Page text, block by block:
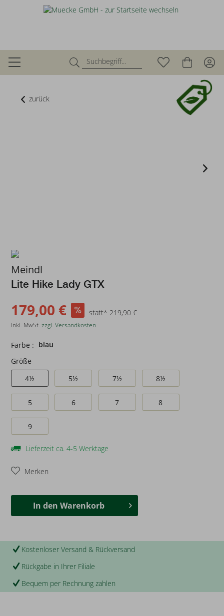
zurück
Meindl
Lite Hike Lady GTX
179,00 € statt* 219,90 €
inkl. MwSt.zzgl. Versandkosten
Farbe : blau
Größe
4½
5½ 7½ 8½
5 6 7 8
9
Lieferzeit ca. 4-5 Werktage
Merken
In den Warenkorb
Kostenloser Versand & Rückversand
Rückgabe in Ihrer Filiale
Bequem per Rechnung zahlen